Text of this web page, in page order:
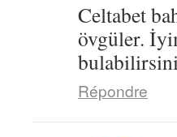
Celtabet
övgüler.
Répondre